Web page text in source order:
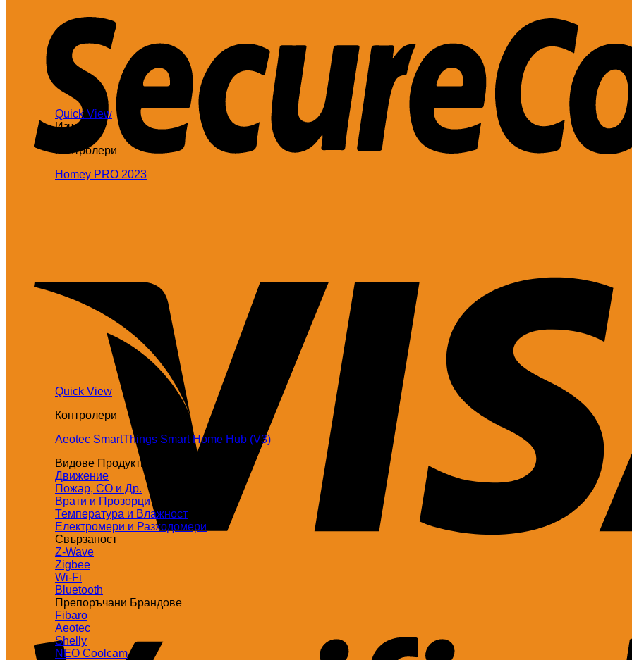
Quick View
Изчерпан
Контролери
Homey PRO 2023
Quick View
Контролери
Aeotec SmartThings Smart Home Hub (V3)
Видове Продукти
Движение
Пожар, СО и Др.
Врати и Прозорци
Температура и Влажност
Електромери и Разходомери
Свързаност
Z-Wave
Zigbee
Wi-Fi
Bluetooth
Препоръчани Брандове
Fibaro
Aeotec
Shelly
NEO Coolcam